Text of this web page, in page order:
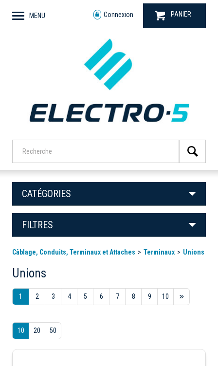
MENU Connexion PANIER
CATÉGORIES
FILTRES
Câblage, Conduits, Terminaux et Attaches Terminaux Unions
Unions
1 2 3 4 5 6 7 8 9 10
10 20 50